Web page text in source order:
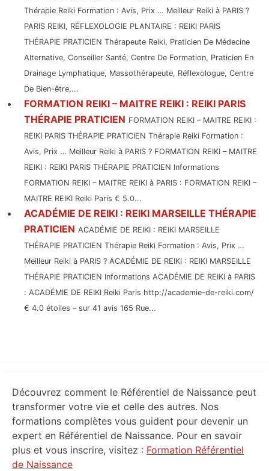
Thérapie Reiki Formation : Avis, Prix … Meilleur Reiki à PARIS ?
PARIS REIKI, RÉFLEXOLOGIE PLANTAIRE : REIKI PARIS
THÉRAPIE PRATICIEN Thérapeute Reiki, Praticien De Médecine
Alternative, Conseiller Santé, Centre De Formation, Praticien En
Drainage Lymphatique, Massothérapeute, Réflexologue, Centre
De Bien-être,...
FORMATION REIKI – MAITRE REIKI : REIKI PARIS
THÉRAPIE PRATICIEN FORMATION REIKI – MAITRE REIKI :
REIKI PARIS THÉRAPIE PRATICIEN Thérapie Reiki Formation :
Avis, Prix … Meilleur Reiki à PARIS ? FORMATION REIKI – MAITRE
REIKI : REIKI PARIS THÉRAPIE PRATICIEN Informations
FORMATION REIKI – MAITRE REIKI à PARIS : FORMATION REIKI –
MAITRE REIKI Reiki Paris € 5.0...
ACADÉMIE DE REIKI : REIKI MARSEILLE THÉRAPIE
PRATICIEN ACADÉMIE DE REIKI : REIKI MARSEILLE
THÉRAPIE PRATICIEN Thérapie Reiki Formation : Avis, Prix …
Meilleur Reiki à PARIS ? ACADÉMIE DE REIKI : REIKI MARSEILLE
THÉRAPIE PRATICIEN Informations ACADÉMIE DE REIKI à PARIS
: ACADÉMIE DE REIKI Reiki Paris http://academie-de-reiki.com/
€ 4.0 étoiles – sur 41 avis 165 Rue...
Primary
Sidebar
Découvrez comment le Référentiel de Naissance peut
transformer votre vie et celle des autres. Nos
formations complètes vous guident pour devenir un
expert en Référentiel de Naissance. Pour en savoir
plus et vous inscrire, visitez : Formation Référentiel
de Naissance